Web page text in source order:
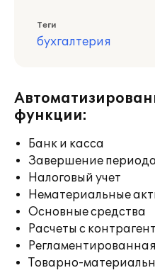
Теги
бухгалтерия
функции:
Банк и касса
Завершение периода
Налоговый учет
Нематериальные
Основные средства
Расчеты с
Товарно-